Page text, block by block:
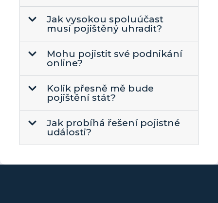
Jak vysokou spoluúčast
musí pojištěný uhradit?
Mohu pojistit své podnikání
online?
Kolik přesně mě bude
pojištění stát?
Jak probíhá řešení pojistné
události?